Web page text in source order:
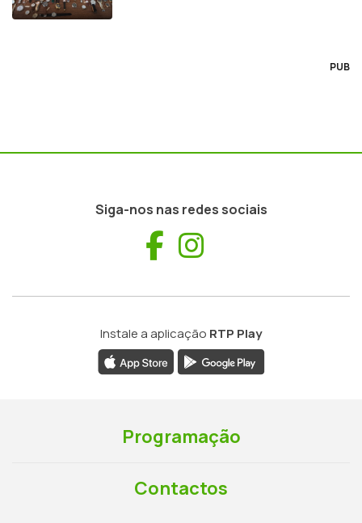
PUB
Siga-nos nas redes sociais
Facebook
Instale a aplicação RTP Play
Programação
Contactos